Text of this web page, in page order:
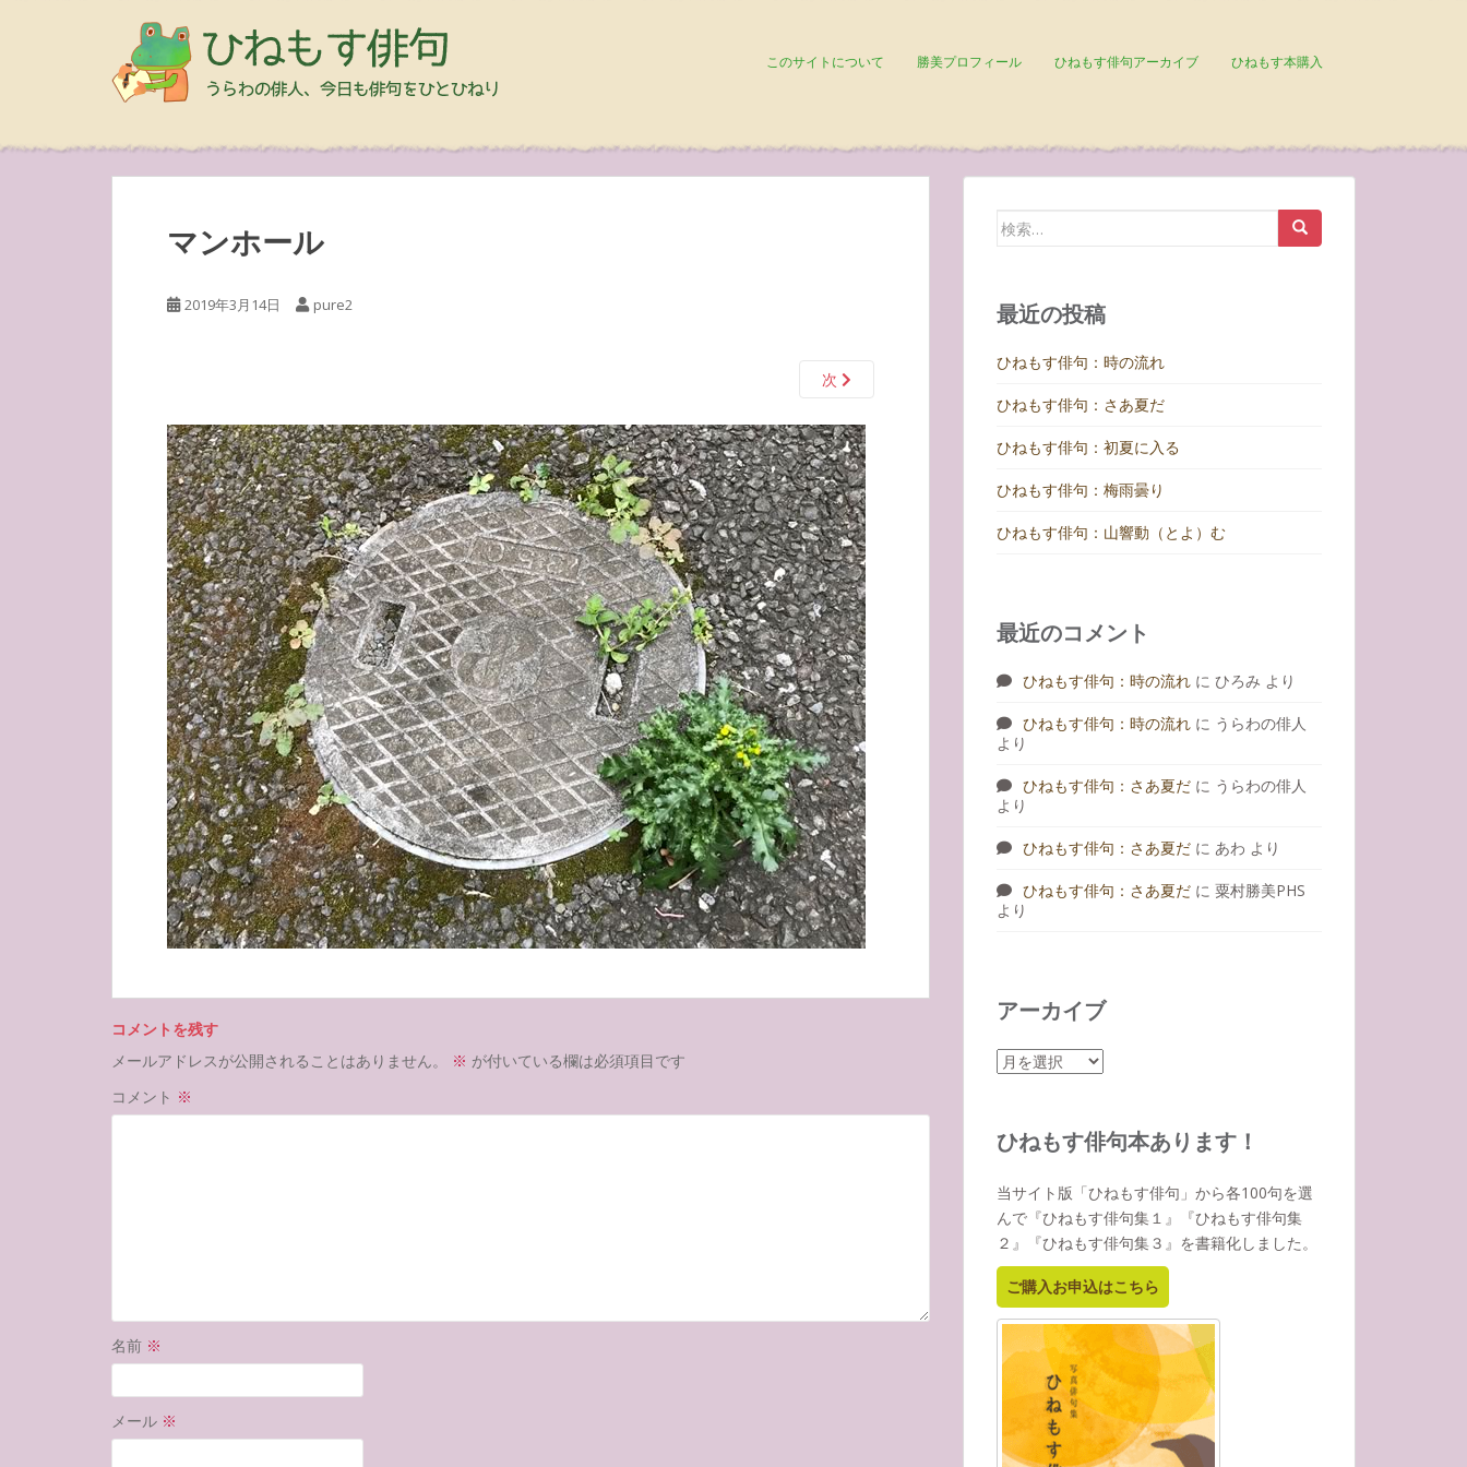
このサイトについて 勝美プロフィール ひねもす俳句アーカイブ ひねもす本購入
マンホール
2019年3月14日 pure2
次
コメントを残す
メールアドレスが公開されることはありません。
※ が付いている欄は必須項目です
コメント ※
名前 ※
メール ※
検
最近の投稿
ひねもす俳句：時の流れ
ひねもす俳句：さあ夏だ
ひねもす俳句：初夏に入る
ひねもす俳句：梅雨曇り
ひねもす俳句：山響動（とよ）む
最近のコメント
ひねもす俳句：時の流れ に ひろみ より
ひねもす俳句：時の流れ に うらわの俳人
より
ひねもす俳句：さあ夏だ に うらわの俳人
より
ひねもす俳句：さあ夏だ に あわ より
ひねもす俳句：さあ夏だ に 粟村勝美PHS
より
アーカイブ
ア
イ
ひねもす俳句本あります！
当サイト版「ひねもす俳句」から各100句を選
んで『ひねもす俳句集１』『ひねもす俳句集
２』『ひねもす俳句集３』を書籍化しました。
ご購入お申込はこちら